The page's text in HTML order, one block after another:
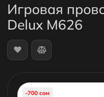
Игровая
Delux M626
-700 сом